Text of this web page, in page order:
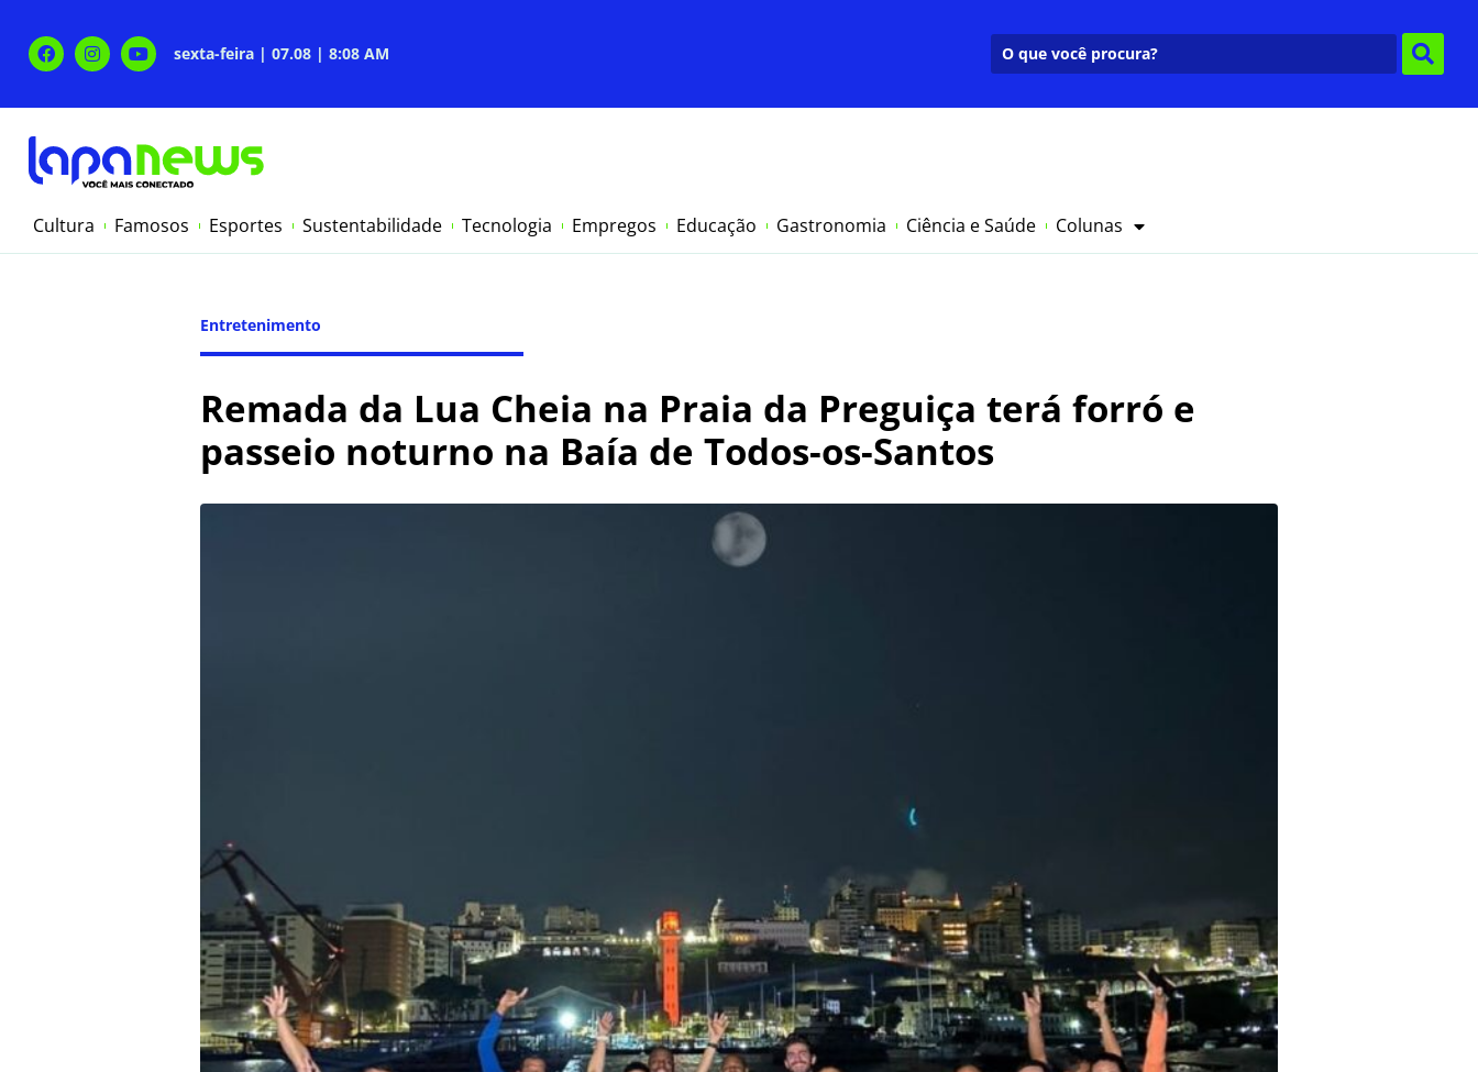
sexta-feira | 07.08 | 8:08 AM
Cultura Famosos Esportes Sustentabilidade Tecnologia Empregos Educação Gastronomia Ciência e Saúde Colunas
Entretenimento
Remada da Lua Cheia na Praia da Preguiça terá forró e
passeio noturno na Baía de Todos-os-Santos